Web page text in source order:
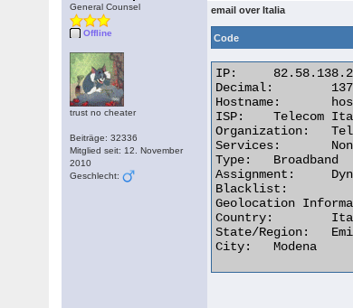
General Counsel
Offline
trust no cheater
Beiträge: 32336
Mitglied seit: 12. November
2010
Geschlecht:
email over Italia
Code
IP:	82.58.138.249
Decimal:	1379568377
Hostname:	host249-138-dynamic.58-82-r.retail.telecomitalia.it
ISP:	Telecom Italia
Organization:	Telecom Italia
Services:	None detected
Type:	Broadband
Assignment:	Dynamic IP
Blacklist:
Geolocation
Country:	Italy it flag
State/Region:	Emilia-Romagna
City:	Modena